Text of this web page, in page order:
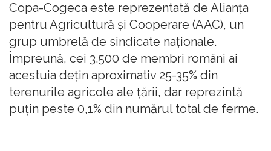
Copa-Cogeca este reprezentată de Alianța
pentru Agricultură și Cooperare (AAC), un
grup umbrelă de sindicate naționale.
Împreună, cei 3.500 de membri români ai
acestuia dețin aproximativ 25-35% din
terenurile agricole ale țării, dar reprezintă
puțin peste 0,1% din numărul total de ferme.